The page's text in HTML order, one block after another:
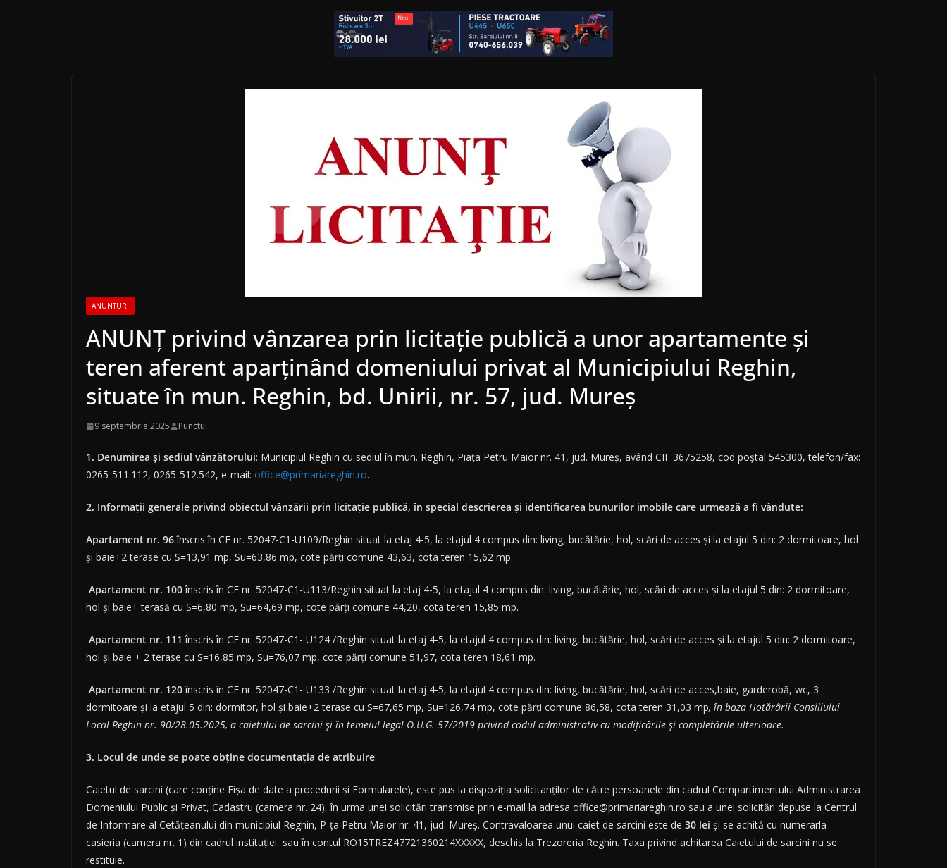
ANUNTURI
ANUNȚ privind vânzarea prin licitație publică a unor apartamente și
teren aferent aparținând domeniului privat al Municipiului Reghin,
situate în mun. Reghin, bd. Unirii, nr. 57, jud. Mureș
9 septembrie 2025 Punctul
1. Denumirea și sediul vânzătorului: Municipiul Reghin cu sediul în mun. Reghin, Piața Petru Maior nr. 41, jud. Mureș, având CIF 3675258, cod poștal 545300, telefon/fax:
0265-511.112, 0265-512.542, e-mail: office@primariareghin.ro.
2. Informaţii generale privind obiectul vânzării prin licitație publică, în special descrierea şi identificarea bunurilor imobile care urmează a fi vândute:
Apartament nr. 96înscris în CF nr. 52047-C1-U109/Reghin situat la etaj 4-5, la etajul 4 compus din: living, bucătărie, hol, scări de acces și la etajul 5 din: 2 dormitoare, hol
și baie+2 terase cu S=13,91 mp, Su=63,86 mp, cote părți comune 43,63, cota teren 15,62 mp.
Apartament nr. 100înscris în CF nr. 52047-C1-U113/Reghin situat la etaj 4-5, la etajul 4 compus din: living, bucătărie, hol, scări de acces și la etajul 5 din: 2 dormitoare,
hol și baie+ terasă cu S=6,80 mp, Su=64,69 mp, cote părți comune 44,20, cota teren 15,85 mp.
Apartament nr. 111 înscris în CF nr. 52047-C1- U124 /Reghin situat la etaj 4-5, la etajul 4 compus din: living, bucătărie, hol, scări de acces și la etajul 5 din: 2 dormitoare,
hol și baie + 2 terase cu S=16,85 mp, Su=76,07 mp, cote părți comune 51,97, cota teren 18,61 mp.
Apartament nr. 120înscris în CF nr. 52047-C1- U133 /Reghin situat la etaj 4-5, la etajul 4 compus din: living, bucătărie, hol, scări de acces,baie, garderobă, wc, 3
dormitoare și la etajul 5 din: dormitor, hol și baie+2 terase cu S=67,65 mp, Su=126,74 mp, cote părți comune 86,58, cota teren 31,03 mp, în baza Hotărârii Consiliului
Local Reghin nr. 90/28.05.2025, a caietului de sarcini și în temeiul legal O.U.G. 57/2019 privind codul administrativ cu modificările și completările ulterioare.
3. Locul de unde se poate obține documentația de atribuire:
Caietul de sarcini (care conține Fișa de date a procedurii şi Formularele), este pus la dispoziţia solicitanţilor de către persoanele din cadrul Compartimentului Administrarea
Domeniului Public și Privat, Cadastru (camera nr. 24), în urma unei solicitări transmise prin e-mail la adresa office@primariareghin.ro sau a unei solicitări depuse la Centrul
de Informare al Cetățeanului din municipiul Reghin, P-ța Petru Maior nr. 41, jud. Mureș. Contravaloarea unui caiet de sarcini este de 30 lei și se achită cu numerarla
casieria (camera nr. 1) din cadrul instituției sau în contul RO15TREZ47721360214XXXXX, deschis la Trezoreria Reghin. Taxa privind achitarea Caietului de sarcini nu se
restituie.